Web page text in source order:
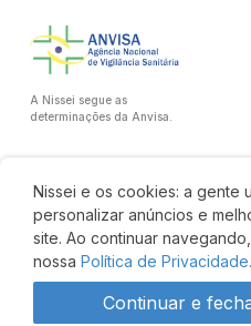
Nissei e os cookies: a gente
personalizar anúncios e
site. Ao continuar
nossa Política de Privacidade.
Continuar e
A Nissei segue as
determinações da Anvisa.